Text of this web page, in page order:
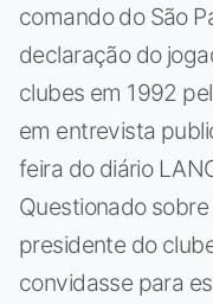
comando do São
declaração do
clubes em 1992
em entrevista
feira do diário
Questionado
presidente do
convidasse para